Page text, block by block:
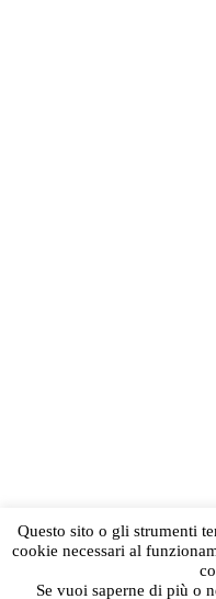
Questo sito o gli strumenti
cookie necessari al
Se vuoi saperne di più o